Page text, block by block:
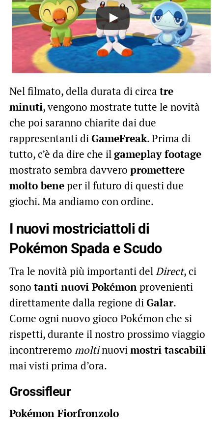
Nel filmato, della durata di circa tre
minuti, vengono mostrate tutte le novità
che poi saranno chiarite dai due
rappresentanti diGameFreak. Prima di
tutto, c’è da dire che ilgameplay footage
mostrato sembra davvero promettere
molto beneper il futuro di questi due
giochi. Ma andiamo con ordine.
I nuovi mostriciattoli di
Pokémon Spada e Scudo
Tra le novità più importanti delDirect, ci
sono tanti nuovi Pokémonprovenienti
direttamente dalla regione diGalar.
Come ogni nuovo gioco Pokémon che si
rispetti, durante il nostro prossimo viaggio
incontreremo moltinuovimostri tascabili
mai visti prima d’ora.
Grossifleur
Pokémon Fiorfronzolo